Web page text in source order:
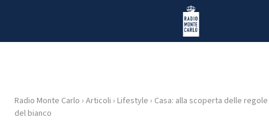
Radio Monte Carlo
HOME
Radio Monte Carlo › Articoli › Lifestyle › Casa: alla scoperta delle regole
del bianco